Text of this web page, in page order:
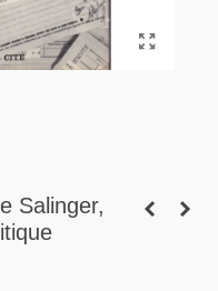
Salinger,